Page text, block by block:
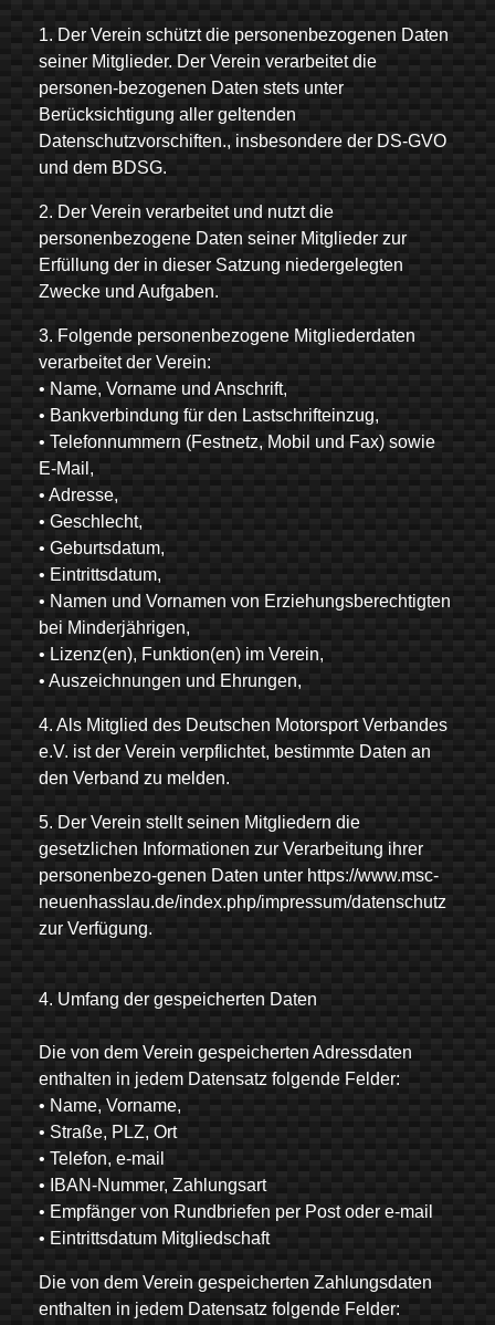
1. Der Verein schützt die personenbezogenen Daten
seiner Mitglieder. Der Verein verarbeitet die
personen-bezogenen Daten stets unter
Berücksichtigung aller geltenden
Datenschutzvorschiften., insbesondere der DS-GVO
und dem BDSG.
2. Der Verein verarbeitet und nutzt die
personenbezogene Daten seiner Mitglieder zur
Erfüllung der in dieser Satzung niedergelegten
Zwecke und Aufgaben.
3. Folgende personenbezogene Mitgliederdaten
verarbeitet der Verein:
• Name, Vorname und Anschrift,
• Bankverbindung für den Lastschrifteinzug,
• Telefonnummern (Festnetz, Mobil und Fax) sowie
E-Mail,
• Adresse,
• Geschlecht,
• Geburtsdatum,
• Eintrittsdatum,
• Namen und Vornamen von Erziehungsberechtigten
bei Minderjährigen,
• Lizenz(en), Funktion(en) im Verein,
• Auszeichnungen und Ehrungen,
4. Als Mitglied des Deutschen Motorsport Verbandes
e.V. ist der Verein verpflichtet, bestimmte Daten an
den Verband zu melden.
5. Der Verein stellt seinen Mitgliedern die
gesetzlichen Informationen zur Verarbeitung ihrer
personenbezo-genen Daten unter https://www.msc-
neuenhasslau.de/index.php/impressum/datenschutz
zur Verfügung.
4. Umfang der gespeicherten Daten
Die von dem Verein gespeicherten Adressdaten
enthalten in jedem Datensatz folgende Felder:
• Name, Vorname,
• Straße, PLZ, Ort
• Telefon, e-mail
• IBAN-Nummer, Zahlungsart
• Empfänger von Rundbriefen per Post oder e-mail
• Eintrittsdatum Mitgliedschaft
Die von dem Verein gespeicherten Zahlungsdaten
enthalten in jedem Datensatz folgende Felder: